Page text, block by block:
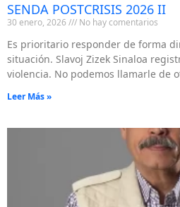
SENDA POSTCRISIS 2026 II
30 enero, 2026 No hay comentarios
Es prioritario responder de forma
situación. Slavoj Zizek Sinaloa
violencia. No podemos llamarle de
Leer Más »